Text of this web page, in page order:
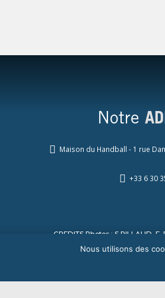
Notre
Maison du Handball - 1 rue
+33 6 30
CREDITS Photos : S.PILLAUD,
Nous utilisons des